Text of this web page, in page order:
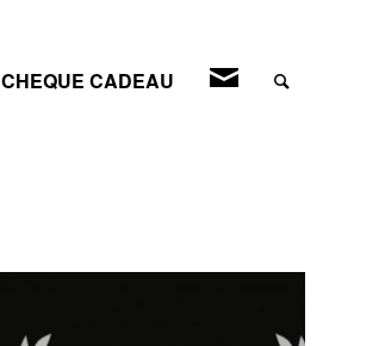
CHEQUE CADEAU CONTACT